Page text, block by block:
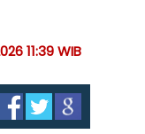
11:39 WIB